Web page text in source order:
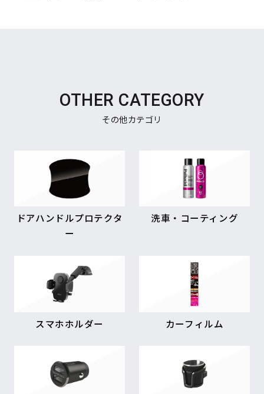
OTHER CATEGORY
その他カテゴリ
ドアハンドルプロテクタ
ー
洗車・コーティング
スマホホルダー カーフィルム